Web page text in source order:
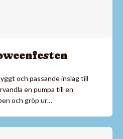
och passande inslag till
en pumpa till en
och gröp ur…